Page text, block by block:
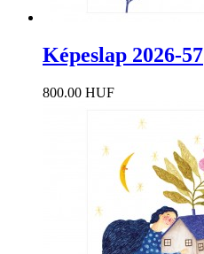
Képeslap 2026-57
800.00 HUF